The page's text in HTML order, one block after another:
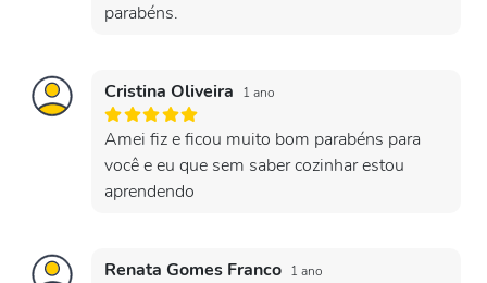
parabéns.
Cristina Oliveira 1 ano
Amei fiz e ficou muito bom parabéns para
você e eu que sem saber cozinhar estou
aprendendo
Renata Gomes Franco 1 ano